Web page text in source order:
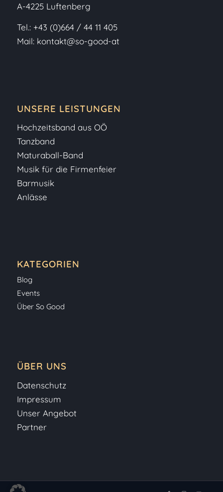
A-4225 Luftenberg
Tel.: +43 (0)664 / 44 11 405
Mail: kontakt@so-good-at
UNSERE LEISTUNGEN
Hochzeitsband aus OÖ
Tanzband
Maturaball-Band
Musik für die Firmenfeier
Barmusik
Anlässe
KATEGORIEN
Blog
Events
Über So Good
ÜBER UNS
Datenschutz
Impressum
Unser Angebot
Partner